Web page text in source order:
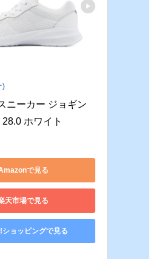
)
ニーカー ジョギン
ホワイト
で見る
天市場で見る
ショッピングで見る